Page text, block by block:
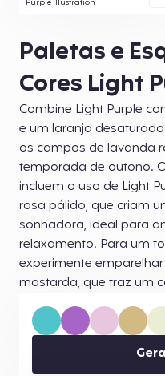
Purple Illustration
Paletas e
Cores Light
Combine Light Purple
e um laranja
os campos de lavanda
temporada de outono.
incluem o uso de Light
rosa pálido, que criam
sonhadora, ideal para
relaxamento. Para um
experimente
mostarda, que traz um